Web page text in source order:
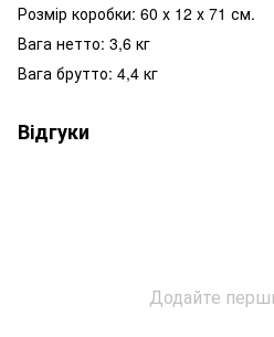
Розмір коробки: 60 х 12 х 71 см.
Вага нетто: 3,6 кг
Вага брутто: 4,4 кг
Відгуки
Додайте